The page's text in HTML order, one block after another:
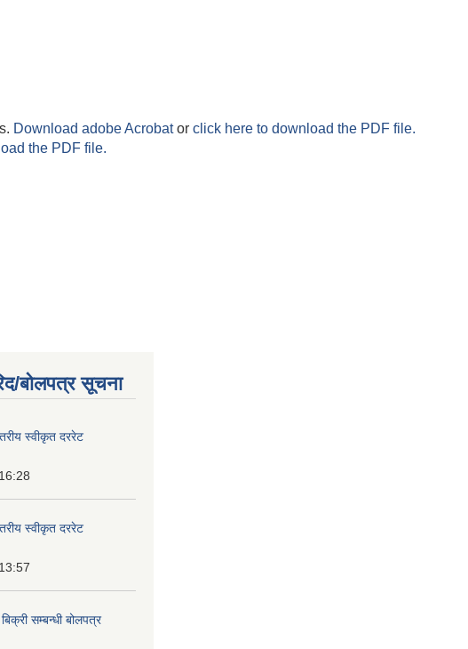
Download adobe Acrobator click here to download the PDF file.
the PDF file.
बोलपत्र सूचना
स्वीकृत दररेट
स्वीकृत दररेट
सम्बन्धी बोलपत्र